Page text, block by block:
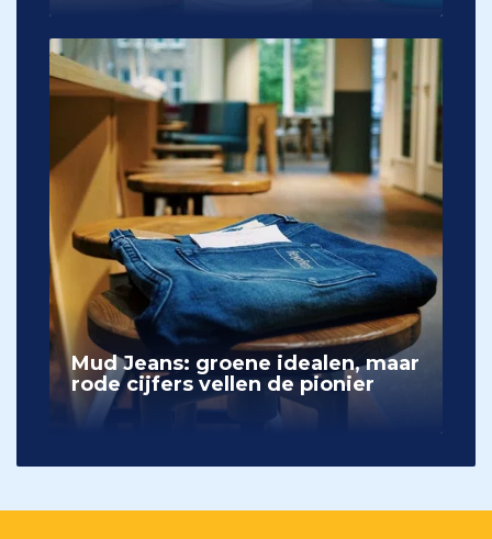
Mud Jeans: groene idealen, maar
rode cijfers vellen de pionier